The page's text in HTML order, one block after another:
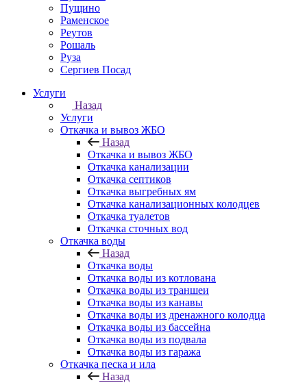
Пущино
Раменское
Реутов
Рошаль
Руза
Сергиев Посад
Услуги
Назад
Услуги
Откачка и вывоз ЖБО
Назад
Откачка и вывоз ЖБО
Откачка канализации
Откачка септиков
Откачка выгребных ям
Откачка канализационных колодцев
Откачка туалетов
Откачка сточных вод
Откачка воды
Назад
Откачка воды
Откачка воды из котлована
Откачка воды из траншеи
Откачка воды из канавы
Откачка воды из дренажного колодца
Откачка воды из бассейна
Откачка воды из подвала
Откачка воды из гаража
Откачка песка и ила
Назад